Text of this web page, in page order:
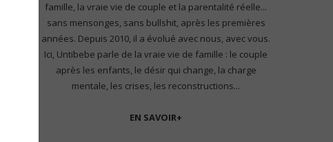
famille, la vraie vie de couple et la parentalité réelle...
sans mensonges, sans bullshit, après les premières
années. Depuis 2010, il a évolué avec nous, avec vous.
Ici, Untibebe parle de la vraie vie de famille : le couple
après les enfants, le désir qui change, la charge
mentale, les crises, les reconstructions...
EN SAVOIR+